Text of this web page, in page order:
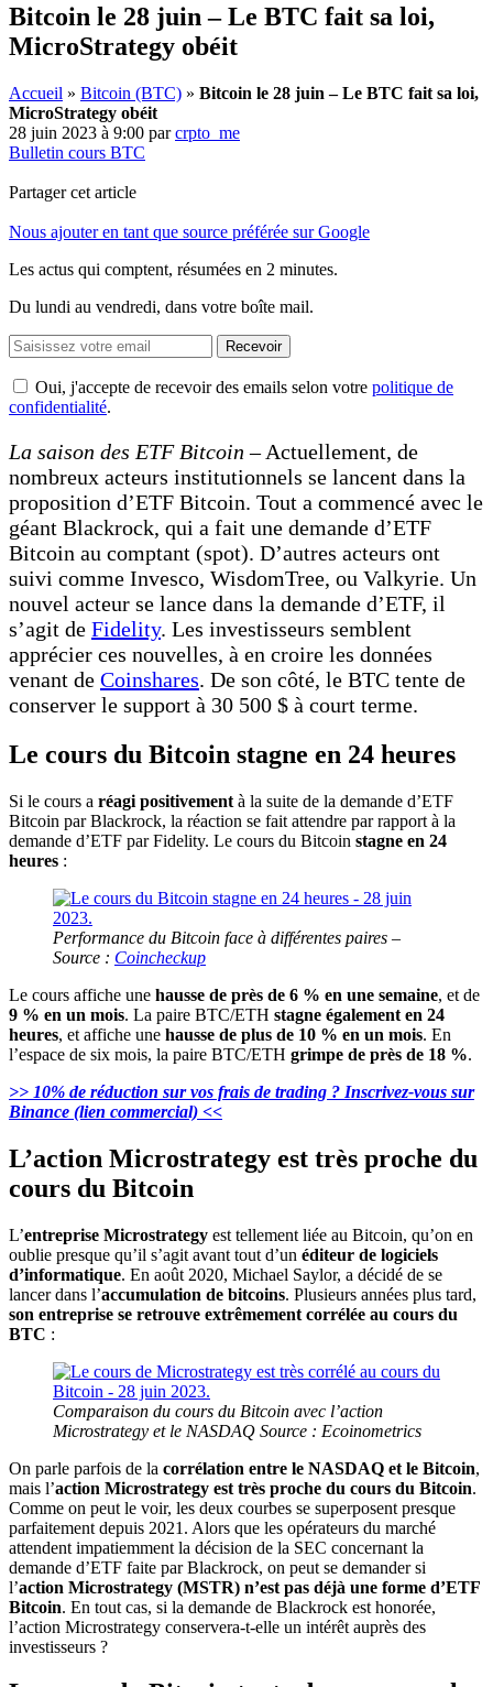
Bitcoin le 28 juin – Le BTC fait sa loi,
MicroStrategy obéit
Accueil » Bitcoin (BTC) » Bitcoin le 28 juin – Le BTC fait sa loi,
MicroStrategy obéit
28 juin 2023 à 9:00 parcrpto_me
Bulletin cours BTC
Partager cet article
Nous ajouter en tant que source préférée sur Google
Les actus qui comptent, résumées en 2 minutes.
Du lundi au vendredi, dans votre boîte mail.
Recevoir
Oui, j'accepte de recevoir des emails selon votre politique de
confidentialité.
La saison des ETF Bitcoin –Actuellement, de
nombreux acteurs institutionnels se lancent dans la
proposition d’ETF Bitcoin. Tout a commencé avec le
géant Blackrock, qui a fait une demande d’ETF
Bitcoin au comptant (spot). D’autres acteurs ont
suivi comme Invesco, WisdomTree, ou Valkyrie. Un
nouvel acteur se lance dans la demande d’ETF, il
s’agit de Fidelity. Les investisseurs semblent
apprécier ces nouvelles, à en croire les données
venant de Coinshares. De son côté, le BTC tente de
conserver le support à 30 500 $ à court terme.
Le cours du Bitcoin stagne en 24 heures
Si le cours a réagi positivement à la suite de la demande d’ETF
Bitcoin par Blackrock, la réaction se fait attendre par rapport à la
demande d’ETF par Fidelity. Le cours du Bitcoin stagne en 24
heures :
Performance du Bitcoin face à différentes paires –
Source : Coincheckup
Le cours affiche une hausse de près de 6 % en une semaine, et de
9 % en un mois. La paire BTC/ETH stagne également en 24
heures, et affiche une hausse de plus de 10 % en un mois. En
l’espace de six mois, la paire BTC/ETH grimpe de près de 18 %.
>> 10% de réduction sur vos frais de trading ? Inscrivez-vous sur
Binance (lien commercial) <<
L’action Microstrategy est très proche du
cours du Bitcoin
L’entreprise Microstrategy est tellement liée au Bitcoin, qu’on en
oublie presque qu’il s’agit avant tout d’un éditeur de logiciels
d’informatique. En août 2020, Michael Saylor, a décidé de se
lancer dans l’accumulation de bitcoins. Plusieurs années plus tard,
son entreprise se retrouve extrêmement corrélée au cours du
BTC :
Comparaison du cours du Bitcoin avec l’action
Microstrategy et le NASDAQ Source : Ecoinometrics
On parle parfois de la corrélation entre le NASDAQ et le Bitcoin,
mais l’action Microstrategy est très proche du cours du Bitcoin.
Comme on peut le voir, les deux courbes se superposent presque
parfaitement depuis 2021. Alors que les opérateurs du marché
attendent impatiemment la décision de la SEC concernant la
demande d’ETF faite par Blackrock, on peut se demander si
l’action Microstrategy (MSTR) n’est pas déjà une forme d’ETF
Bitcoin. En tout cas, si la demande de Blackrock est honorée,
l’action Microstrategy conservera-t-elle un intérêt auprès des
investisseurs ?